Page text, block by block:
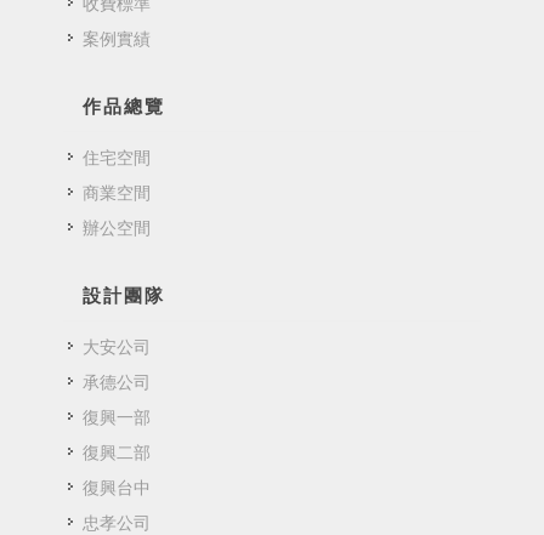
案例實績
作品總覽
住宅空間
商業空間
辦公空間
設計團隊
大安公司
承德公司
復興一部
復興二部
復興台中
忠孝公司